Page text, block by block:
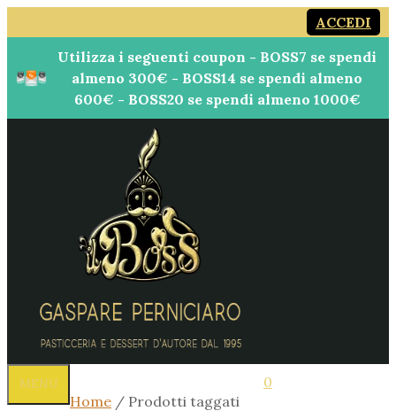
al
contenuto
ACCEDI
Utilizza i seguenti coupon - BOSS7 se spendi
almeno 300€ - BOSS14 se spendi almeno
600€ - BOSS20 se spendi almeno 1000€
0
MENU
Home / Prodotti taggati